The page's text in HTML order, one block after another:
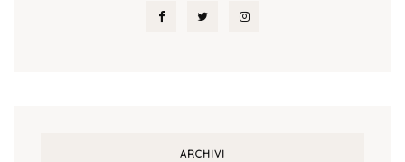
ARCHIVI